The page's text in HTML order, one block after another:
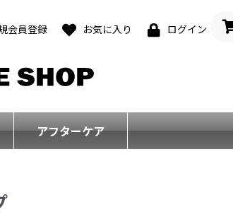
会員登録 お気に入り ログイン
アフターケア